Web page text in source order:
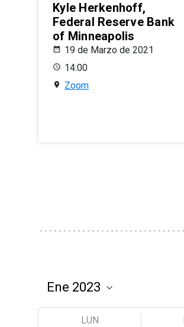
Kyle Herkenhoff,
Federal Reserve Bank
of Minneapolis
19 de Marzo de 2021
14:00
Zoom
LUN